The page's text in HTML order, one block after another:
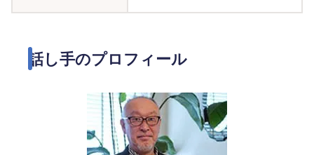
話し手のプロフィール